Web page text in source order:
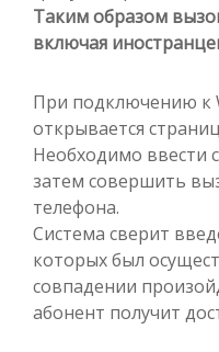
Таким образом
включая
При подключению к
открывается
Необходимо ввести
затем совершить
телефона.
Система сверит
которых был
совпадении
абонент получит